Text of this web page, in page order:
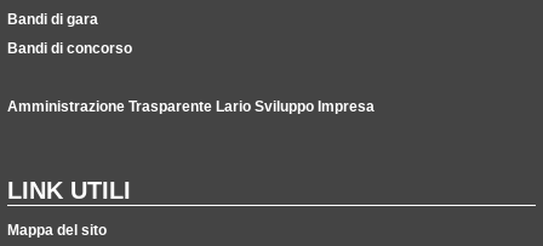
Bandi di gara
Bandi di concorso
Amministrazione Trasparente Lario Sviluppo Impresa
LINK UTILI
Mappa del sito